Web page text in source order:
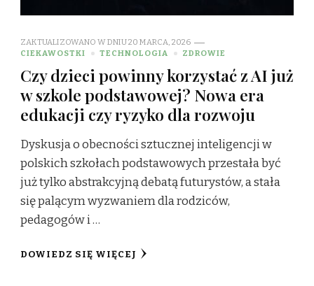
ZAKTUALIZOWANO W DNIU20 MARCA, 2026
CIEKAWOSTKI
TECHNOLOGIA ZDROWIE
Czy dzieci powinny korzystać z AI już
w szkole podstawowej? Nowa era
edukacji czy ryzyko dla rozwoju
Dyskusja o obecności sztucznej inteligencji w
polskich szkołach podstawowych przestała być
już tylko abstrakcyjną debatą futurystów, a stała
się palącym wyzwaniem dla rodziców,
pedagogów i …
DOWIEDZ SIĘ WIĘCEJ